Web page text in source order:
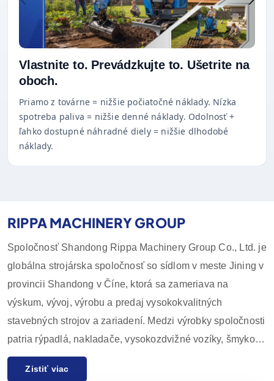
Vlastnite to. Prevádzkujte to. Ušetrite na
oboch.
Priamo z továrne = nižšie počiatočné náklady. Nízka
spotreba paliva = nižšie denné náklady. Odolnosť +
ľahko dostupné náhradné diely = nižšie dlhodobé
náklady.
RIPPA MACHINERY GROUP
Spoločnosť Shandong Rippa Machinery Group Co., Ltd. je
globálna strojárska spoločnosť so sídlom v meste Jining v
provincii Shandong v Číne, ktorá sa zameriava na
výskum, vývoj, výrobu a predaj vysokokvalitných
stavebných strojov a zariadení. Medzi výrobky spoločnosti
patria rýpadlá, nakladače, vysokozdvižné vozíky, šmykom
riadené nakladače a ich príslušenstvo, ktoré sa široko
Zistiť viac